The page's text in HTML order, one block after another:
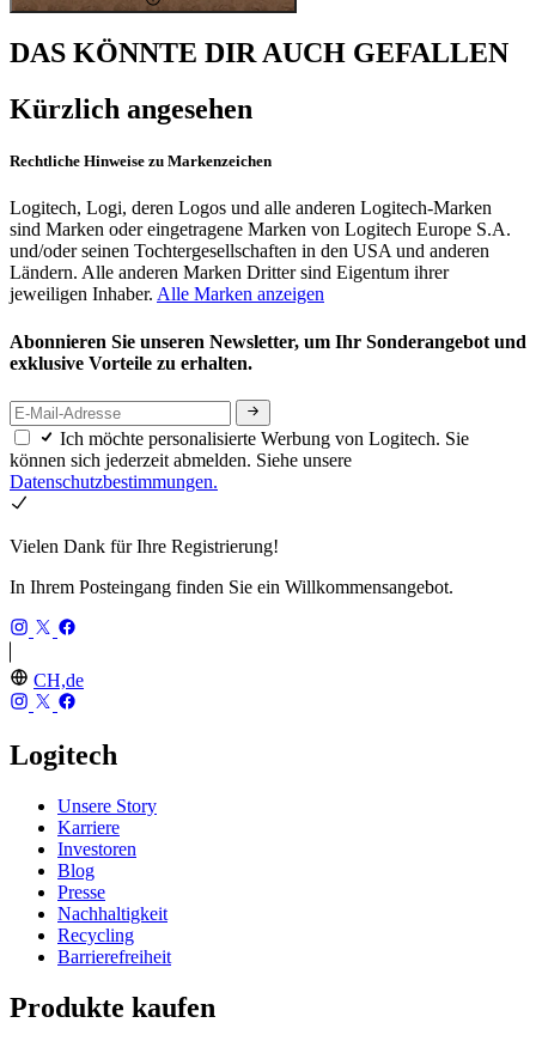
DAS KÖNNTE DIR AUCH GEFALLEN
Kürzlich angesehen
Rechtliche Hinweise zu Markenzeichen
Logitech, Logi, deren Logos und alle anderen Logitech-Marken
sind Marken oder eingetragene Marken von Logitech Europe S.A.
und/oder seinen Tochtergesellschaften in den USA und anderen
Ländern. Alle anderen Marken Dritter sind Eigentum ihrer
jeweiligen Inhaber. Alle Marken anzeigen
Abonnieren Sie unseren Newsletter, um Ihr Sonderangebot und
exklusive Vorteile zu erhalten.
Ich möchte personalisierte Werbung von Logitech. Sie
können sich jederzeit abmelden. Siehe unsere
Datenschutzbestimmungen.
Vielen Dank für Ihre Registrierung!
In Ihrem Posteingang finden Sie ein Willkommensangebot.
CH,de
Logitech
Unsere Story
Karriere
Investoren
Blog
Presse
Nachhaltigkeit
Recycling
Barrierefreiheit
Produkte kaufen